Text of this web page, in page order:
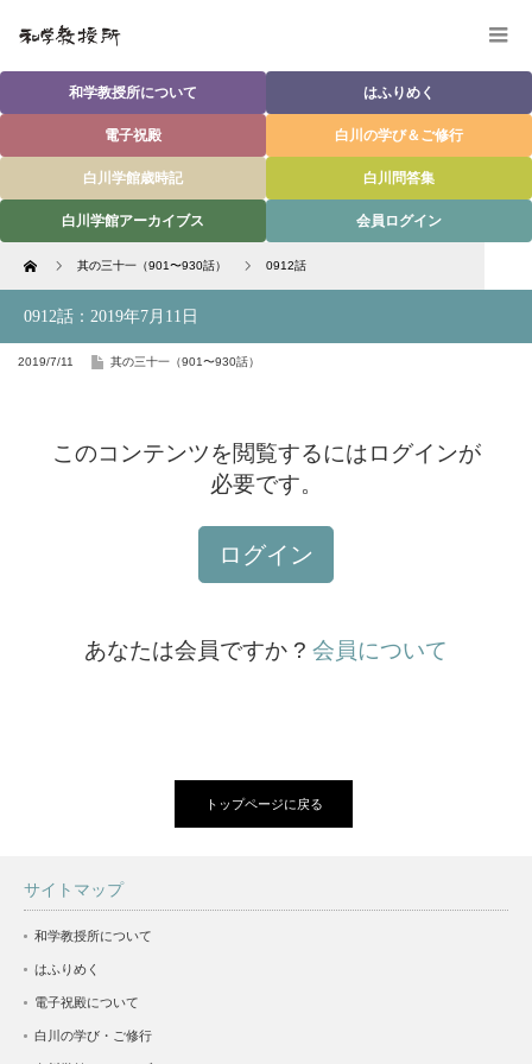
和学教授所について はふりめく
電子祝殿 白川の学び＆ご修行
白川学館歳時記 白川問答集
白川学館アーカイブス 会員ログイン
Home 其の三十一（901〜930話） 0912話
0912話：2019年7月11日
2019/7/11 其の三十一（901〜930話）
このコンテンツを閲覧するにはログインが
必要です。
ログイン
あなたは会員ですか ? 会員について
トップページに戻る
サイトマップ
和学教授所について
はふりめく
電子祝殿について
白川の学び・ご修行